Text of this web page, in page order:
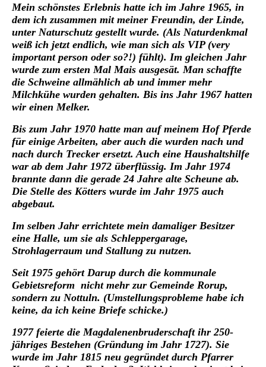
Mein schönstes Erlebnis hatte ich im Jahre 1965, in
dem ich zusammen mit meiner Freundin, der Linde,
unter Naturschutz gestellt wurde. (Als Naturdenkmal
weiß ich jetzt endlich, wie man sich als VIP (very
important person oder so?!) fühlt). Im gleichen Jahr
wurde zum ersten Mal Mais ausgesät. Man schaffte
die Schweine allmählich ab und immer mehr
Milchkühe wurden gehalten. Bis ins Jahr 1967 hatten
wir einen Melker.
Bis zum Jahr 1970 hatte man auf meinem Hof Pferde
für einige Arbeiten, aber auch die wurden nach und
nach durch Trecker ersetzt. Auch eine Haushaltshilfe
war ab dem Jahr 1972 überflüssig. Im Jahr 1974
brannte dann die gerade 24 Jahre alte Scheune ab.
Die Stelle des Kötters wurde im Jahr 1975 auch
abgebaut.
Im selben Jahr errichtete mein damaliger Besitzer
eine Halle, um sie als Schleppergarage,
Strohlagerraum und Stallung zu nutzen.
Seit 1975 gehört Darup durch die kommunale
Gebietsreform nicht mehr zur Gemeinde Rorup,
sondern zu Nottuln. (Umstellungsprobleme habe ich
keine, da ich keine Briefe schicke.)
1977 feierte die Magdalenenbruderschaft ihr 250-
jähriges Bestehen (Gründung im Jahr 1727). Sie
wurde im Jahr 1815 neu gegründet durch Pfarrer